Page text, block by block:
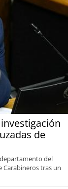
de
del
Carabineros tras un